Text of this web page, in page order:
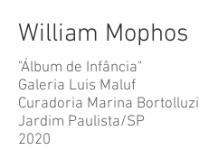
William Mophos
"Álbum de Infância"
Galeria Luis Maluf
Curadoria Marina Bortolluzi
Jardim Paulista/SP
2020